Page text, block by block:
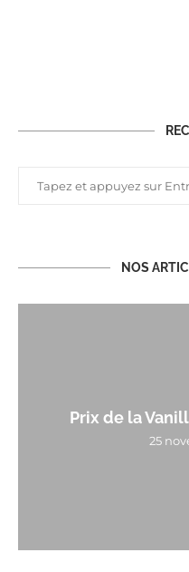
NOS
Prix de la
25